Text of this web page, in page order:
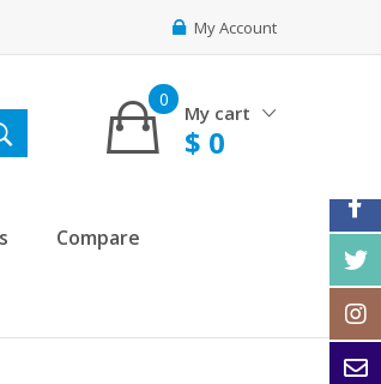
My Account
My cart
0
$ 0
Compare